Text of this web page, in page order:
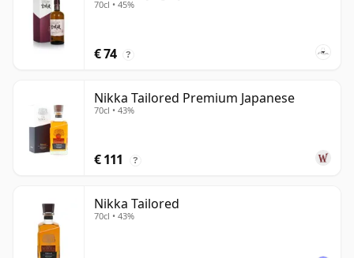
70cl • 45%
€ 74 ?
Nikka Tailored Premium Japanese
70cl • 43%
€ 111 ?
Nikka Tailored
70cl • 43%